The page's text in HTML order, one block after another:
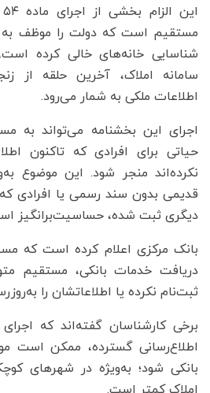
مستقیم است که دولت را موظف به
شناسایی خانه‌های خالی کرده
سامانه املاک، آخرین حلقه از
اطلاعات ملکی به شمار می‌رود.
اجرای این بخشنامه می‌تواند به
حیاتی برای افرادی که تاکنون
نکرده‌اند منجر شود. این موضوع
قدیمی بدون سند رسمی یا افرادی که
دیگری ثبت شده، حساسیت‌برانگیز
بانک مرکزی اعلام کرده است که
دریافت خدمات بانکی، مستقیم
ثبت‌نام نکرده یا اطلاعاتشان را
برخی کارشناسان گفته‌اند که
اطلاع‌رسانی گسترده، ممکن است
بانکی شود؛ به‌ویژه در شهرهای